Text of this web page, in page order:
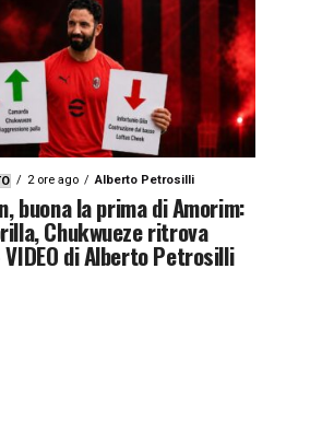
2 ore ago Alberto Petrosilli
buona la prima di Amorim:
Chukwueze ritrova
di Alberto Petrosilli